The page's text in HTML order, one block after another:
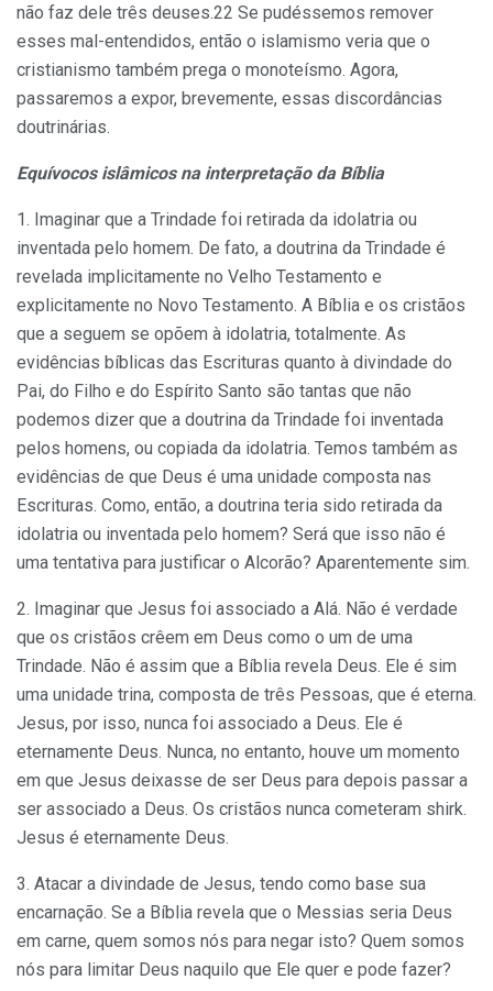
não faz dele três deuses.22 Se pudéssemos remover
esses mal-entendidos, então o islamismo veria que o
cristianismo também prega o monoteísmo. Agora,
passaremos a expor, brevemente, essas discordâncias
doutrinárias.
Equívocos islâmicos na interpretação da Bíblia
1. Imaginar que a Trindade foi retirada da idolatria ou
inventada pelo homem. De fato, a doutrina da Trindade é
revelada implicitamente no Velho Testamento e
explicitamente no Novo Testamento. A Bíblia e os cristãos
que a seguem se opõem à idolatria, totalmente. As
evidências bíblicas das Escrituras quanto à divindade do
Pai, do Filho e do Espírito Santo são tantas que não
podemos dizer que a doutrina da Trindade foi inventada
pelos homens, ou copiada da idolatria. Temos também as
evidências de que Deus é uma unidade composta nas
Escrituras. Como, então, a doutrina teria sido retirada da
idolatria ou inventada pelo homem? Será que isso não é
uma tentativa para justificar o Alcorão? Aparentemente sim.
2. Imaginar que Jesus foi associado a Alá. Não é verdade
que os cristãos crêem em Deus como o um de uma
Trindade. Não é assim que a Bíblia revela Deus. Ele é sim
uma unidade trina, composta de três Pessoas, que é eterna.
Jesus, por isso, nunca foi associado a Deus. Ele é
eternamente Deus. Nunca, no entanto, houve um momento
em que Jesus deixasse de ser Deus para depois passar a
ser associado a Deus. Os cristãos nunca cometeram shirk.
Jesus é eternamente Deus.
3. Atacar a divindade de Jesus, tendo como base sua
encarnação. Se a Bíblia revela que o Messias seria Deus
em carne, quem somos nós para negar isto? Quem somos
nós para limitar Deus naquilo que Ele quer e pode fazer?